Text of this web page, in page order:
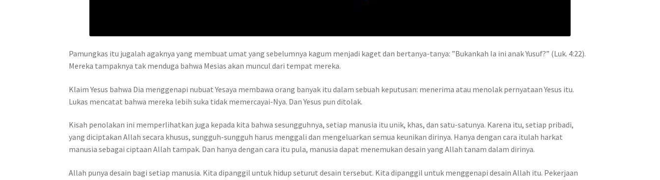
Pamungkas itu jugalah agaknya yang membuat umat yang sebelumnya kagum menjadi kaget dan bertanya-tanya: ”Bukankah Ia ini anak Yusuf?” (Luk. 4:22).
Mereka tampaknya tak menduga bahwa Mesias akan muncul dari tempat mereka.
Klaim Yesus bahwa Dia menggenapi nubuat Yesaya membawa orang banyak itu dalam sebuah keputusan: menerima atau menolak pernyataan Yesus itu.
Lukas mencatat bahwa mereka lebih suka tidak memercayai-Nya. Dan Yesus pun ditolak.
Kisah penolakan ini memperlihatkan juga kepada kita bahwa sesungguhnya, setiap manusia itu unik, khas, dan satu-satunya. Karena itu, setiap pribadi,
yang diciptakan Allah secara khusus, sungguh-sungguh harus menggali dan mengeluarkan semua keunikan dirinya. Hanya dengan cara itulah harkat
manusia sebagai ciptaan Allah tampak. Dan hanya dengan cara itu pula, manusia dapat menemukan desain yang Allah tanam dalam dirinya.
Allah punya desain bagi setiap manusia. Kita dipanggil untuk hidup seturut desain tersebut. Kita dipanggil untuk menggenapi desain Allah itu. Pekerjaan